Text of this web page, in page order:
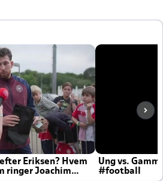
Eriksen? Hvem
ringer Joachim
Ung vs.
#football